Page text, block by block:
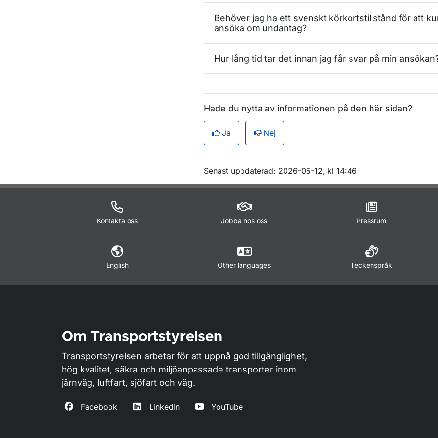
Behöver jag ha ett svenskt körkortstillstånd för att
ansöka om undantag?
Hur lång tid tar det innan jag får svar på min
Hade du nytta av informationen på den här sidan?
Ja Nej
Om sidan
Senast uppdaterad: 2026-05-12, kl 14:46
Kontakta oss Jobba hos oss Pressrum
English Other languages Teckenspråk
Om Transportstyrelsen
Transportstyrelsen arbetar för att uppnå god tillgänglighet,
hög kvalitet, säkra och miljöanpassade transporter inom
järnväg, luftfart, sjöfart och väg.
Facebook LinkedIn YouTube